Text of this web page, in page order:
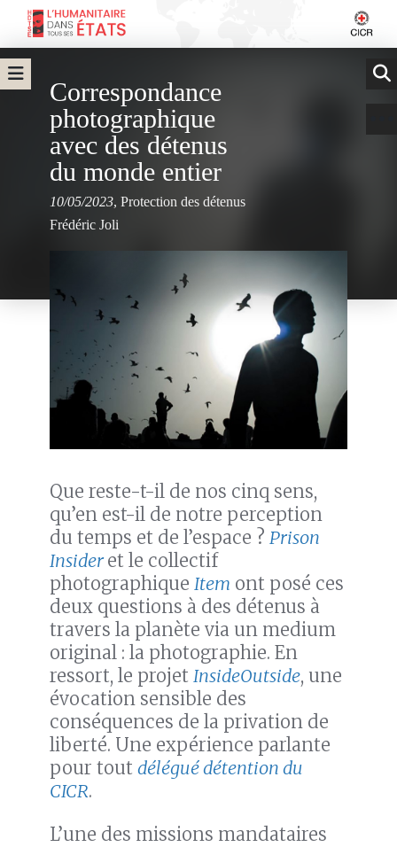
Correspondance
photographique
avec des détenus
du monde entier
10/05/2023, Protection des détenus
Frédéric Joli
Que reste-t-il de nos cinq sens,
qu’en est-il de notre perception
du temps et de l’espace ? Prison
Insider et le collectif
photographique Item ont posé ces
deux questions à des détenus à
travers la planète via un medium
original : la photographie. En
ressort, le projet InsideOutside, une
évocation sensible des
conséquences de la privation de
liberté. Une expérience parlante
pour tout délégué détention du
CICR.
L’une des missions mandataires